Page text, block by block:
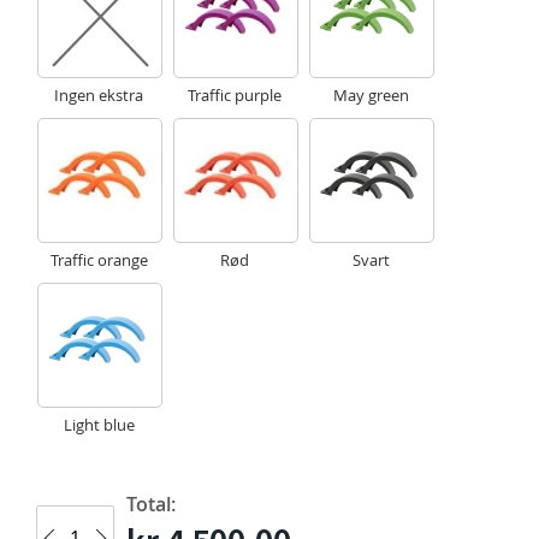
Ingen ekstra Traffic purple May green
Traffic orange Rød Svart
Light blue
Total: